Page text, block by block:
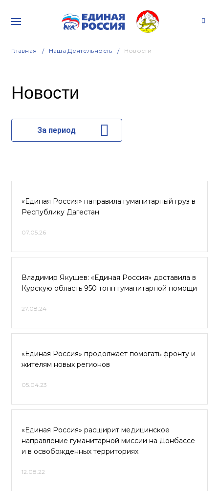
Главная Наша Деятельность Новости
Новости
За период
«Единая Россия» направила гуманитарный груз в
Республику Дагестан
07.05.26
Владимир Якушев: «Единая Россия» доставила в
Курскую область 950 тонн гуманитарной помощи
27.08.24
«Единая Россия» продолжает помогать фронту и
жителям новых регионов
05.04.23
«Единая Россия» расширит медицинское
направление гуманитарной миссии на Донбассе
и в освобожденных территориях
12.08.22